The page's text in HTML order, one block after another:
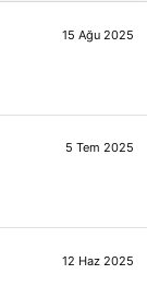
15 Ağu 2025
5 Tem 2025
12 Haz 2025